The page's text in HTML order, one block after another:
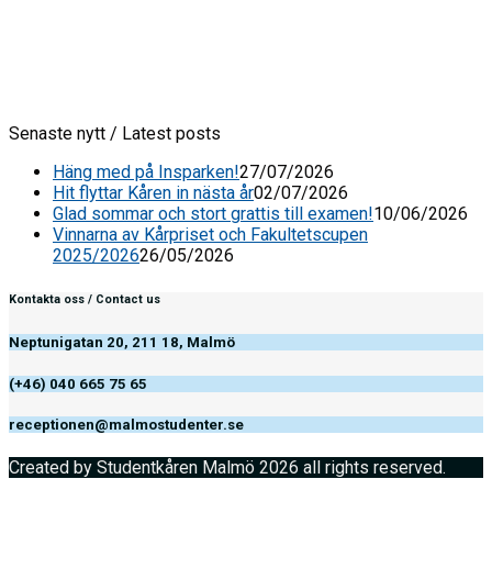
Senaste nytt / Latest posts
Häng med på Insparken!27/07/2026
Hit flyttar Kåren in nästa år02/07/2026
Glad sommar och stort grattis till examen!10/06/2026
Vinnarna av Kårpriset och Fakultetscupen
2025/202626/05/2026
Kontakta oss / Contact us
Neptunigatan 20, 211 18, Malmö
(+46) 040 665 75 65
receptionen@malmostudenter.se
Created by Studentkåren Malmö 2026 all rights reserved.